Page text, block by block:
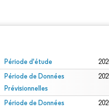
Période d'étude
Période de Données
Prévisionnelles
Période de Données